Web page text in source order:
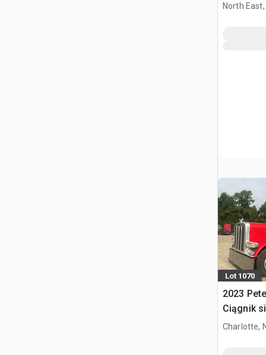
North East,
Lot 1070
2023
Ciągnik
kabiną
Charlotte,